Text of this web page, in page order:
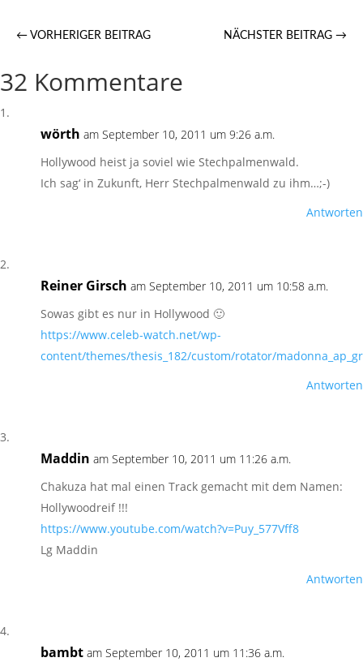
← VORHERIGER BEITRAG NÄCHSTER BEITRAG →
32 Kommentare
wörth am September 10, 2011 um 9:26 a.m.
Hollywood heist ja soviel wie Stechpalmenwald.
Ich sag‘ in Zukunft, Herr Stechpalmenwald zu ihm…;-)
Antworten
Reiner Girsch am September 10, 2011 um 10:58 a.m.
Sowas gibt es nur in Hollywood 🙂
https://www.celeb-watch.net/wp-
content/themes/thesis_182/custom/rotator/
Antworten
Maddin am September 10, 2011 um 11:26 a.m.
Chakuza hat mal einen Track gemacht mit dem Namen:
Hollywoodreif !!!
https://www.youtube.com/watch?v=Puy_577Vff8
Lg Maddin
Antworten
bambt am September 10, 2011 um 11:36 a.m.